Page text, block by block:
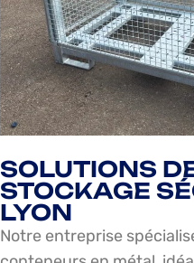
SOLUTIONS
STOCKAGE
LYON
Notre entreprise